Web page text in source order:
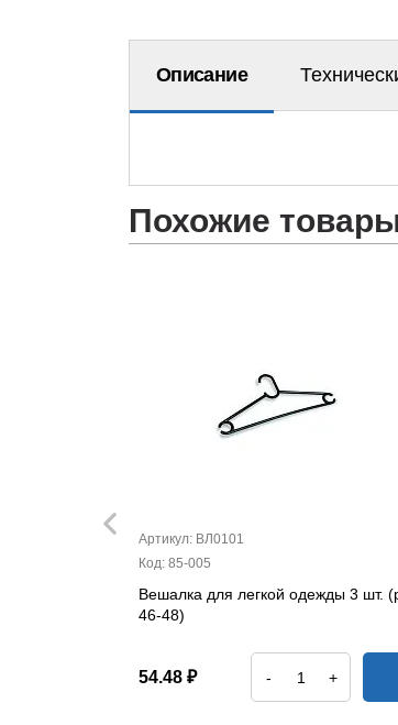
Описание
Похожие
Артикул: ВЛ0101
Код: 85-005
Вешалка для легкой одежды 3 шт.
46-48)
54.48 ₽ - +